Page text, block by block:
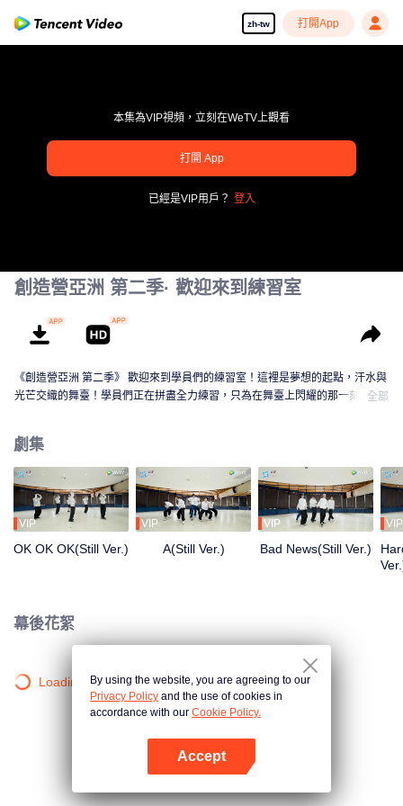
zh-tw 打開App
本集為VIP視頻，立刻在WeTV上觀看
打開 App
已經是VIP用戶？ 登入
創造營亞洲 第二季· 歡迎來到練習室
《創造營亞洲 第二季》 歡迎來到學員們的練習室！這裡是夢想的起點，汗水與
光芒交織的舞臺！學員們正在拼盡全力練習，只為在舞臺上閃耀的那一刻。從
全部
劇集
VIP
OK OK OK(Still Ver.)
VIP
A(Still Ver.)
VIP
Bad News(Still Ver.)
VIP
幕後花絮
Loading…By using the website, you are agreeing to our
Privacy Policy and the use of cookies in
accordance with our Cookie Policy.
Accept